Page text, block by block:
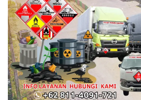
Copyright © 2026. PT. Herwandy
rights reserve